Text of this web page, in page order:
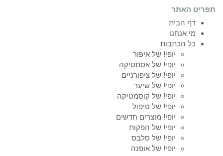
תפריט האתר
דף הבית
מי אנחנו
כל הכתבות
יופי! של איפור
יופי! של אסתטיקה
יופי! של ציפורניים
יופי! של שיער
יופי! של קוסמטיקה
יופי! של טיפול
יופי! מוצרים חדשים
יופי! של הפקות
יופי! של סלבס
יופי! של אופנה